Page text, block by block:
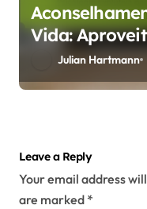
Vida:
Evolutiva
Pessoal e a
Julian Hartmann
Leave a Reply
Your email address
are marked *